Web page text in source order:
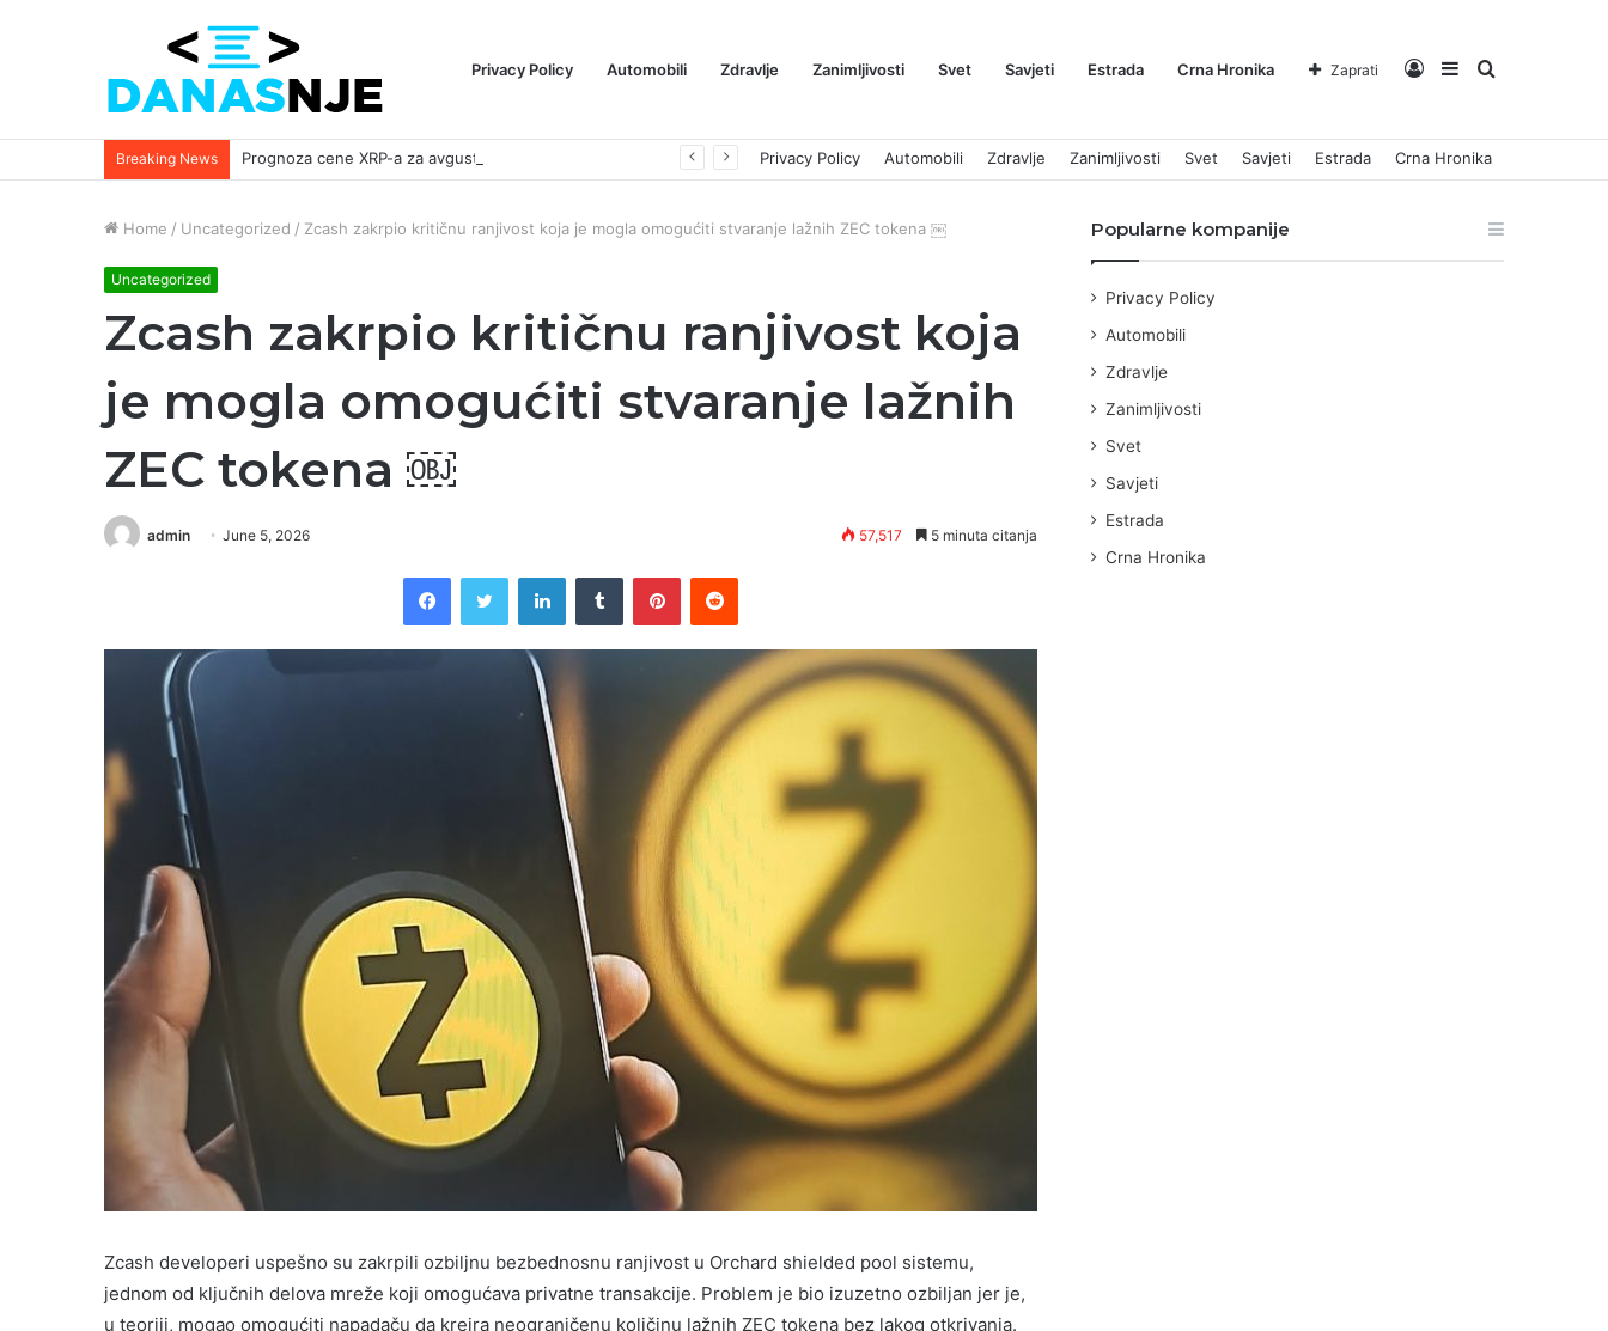
Privacy Policy Automobili Zdravlje Zanimljivosti Svet Savjeti Estrada Crna Hronika Pretraga
Sidebar
Log
Zaprati
Breaking News Privacy Policy Automobili Zdravlje Zanimljivosti Svet Savjeti Estrada Crna Hronika
Home / Uncategorized / Zcash zakrpio kritičnu ranjivost koja je mogla omogućiti stvaranje lažnih ZEC tokena ￼
Uncategorized
Zcash zakrpio kritičnu ranjivost koja
je mogla omogućiti stvaranje lažnih
ZEC tokena ￼
admin June 5, 2026 57,517 5 minuta citanja
FacebookTwitter LinkedInTumblr PinterestReddit
Zcash developeri uspešno su zakrpili ozbiljnu bezbednosnu ranjivost u Orchard shielded pool sistemu,
jednom od ključnih delova mreže koji omogućava privatne transakcije. Problem je bio izuzetno ozbiljan jer je,
u teoriji, mogao omogućiti napadaču da kreira neograničenu količinu lažnih ZEC tokena bez lakog otkrivanja.
Popularne kompanije
Privacy Policy
Automobili
Zdravlje
Zanimljivosti
Svet
Savjeti
Estrada
Crna Hronika